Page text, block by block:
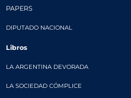
PAPERS
DIPUTADO NACIONAL
Libros
LA ARGENTINA DEVORADA
LA SOCIEDAD CÓMPLICE